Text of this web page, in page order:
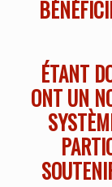
ÉTANT
ONT UN